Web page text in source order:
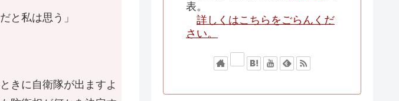
と私は思う」
きに自衛隊が出ますよ
表。
詳しくはこちらをごらんくだ
さい。